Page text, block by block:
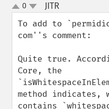
up
down
0 JITR
To add to
com''s comment:
Quite true.
Core, the
method indicates,
contains